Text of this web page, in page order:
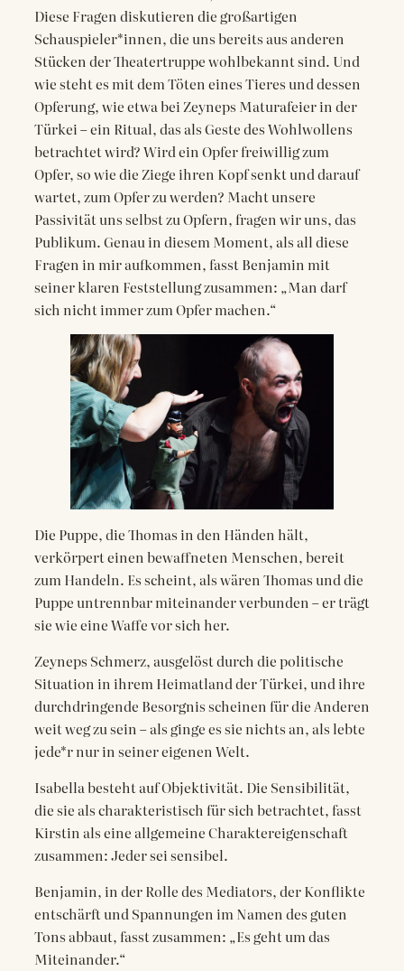
Diese Fragen diskutieren die großartigen
Schauspieler*innen, die uns bereits aus anderen
Stücken der Theatertruppe wohlbekannt sind. Und
wie steht es mit dem Töten eines Tieres und dessen
Opferung, wie etwa bei Zeyneps Maturafeier in der
Türkei – ein Ritual, das als Geste des Wohlwollens
betrachtet wird? Wird ein Opfer freiwillig zum
Opfer, so wie die Ziege ihren Kopf senkt und darauf
wartet, zum Opfer zu werden? Macht unsere
Passivität uns selbst zu Opfern, fragen wir uns, das
Publikum. Genau in diesem Moment, als all diese
Fragen in mir aufkommen, fasst Benjamin mit
seiner klaren Feststellung zusammen: „Man darf
sich nicht immer zum Opfer machen.“
Die Puppe, die Thomas in den Händen hält,
verkörpert einen bewaffneten Menschen, bereit
zum Handeln. Es scheint, als wären Thomas und die
Puppe untrennbar miteinander verbunden – er trägt
sie wie eine Waffe vor sich her.
Zeyneps Schmerz, ausgelöst durch die politische
Situation in ihrem Heimatland der Türkei, und ihre
durchdringende Besorgnis scheinen für die Anderen
weit weg zu sein – als ginge es sie nichts an, als lebte
jede*r nur in seiner eigenen Welt.
Isabellа besteht auf Objektivität. Die Sensibilität,
die sie als charakteristisch für sich betrachtet, fasst
Kirstin als eine allgemeine Charaktereigenschaft
zusammen: Jeder sei sensibel.
Benjamin, in der Rolle des Mediators, der Konflikte
entschärft und Spannungen im Namen des guten
Tons abbaut, fasst zusammen: „Es geht um das
Miteinander.“